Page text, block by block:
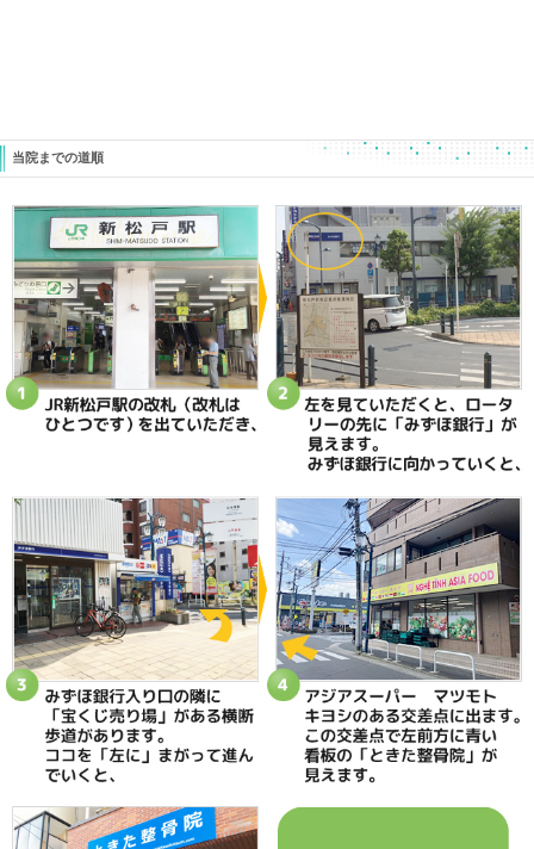
当院へのアクセス情報
ときた整骨院
所在地
〒270-0034 千葉県松戸市新松戸2-35
電話番号
047-340-5560
駐車場
駐車場はありません
予約
完全予約制 お電話にて受付致します